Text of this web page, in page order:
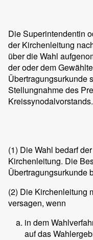
Die Superintendentin
der Kirchenleitung
über die Wahl
der oder dem
Übertragungsurkunde
Stellungnahme des
Kreissynodalvorstands.
(1) Die Wahl bedarf
Kirchenleitung. Die
Übertragungsurkunde
(2) Die Kirchenleitung
versagen, wenn
in dem
auf das